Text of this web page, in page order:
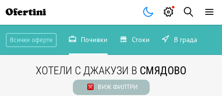
Ofertini
Всички оферти Почивки Стоки В града
ХОТЕЛИ С ДЖАКУЗИ В СМЯДОВО
ВИЖ ФИЛТРИ